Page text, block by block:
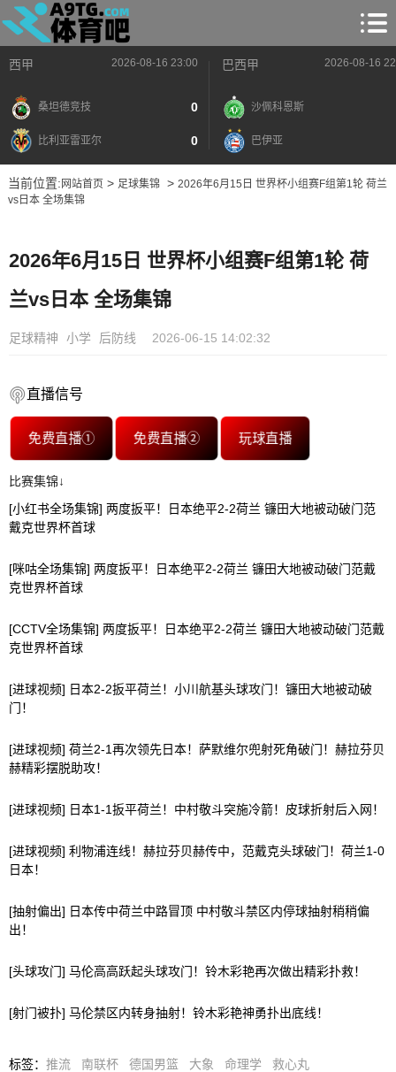
西甲 2026-08-16 23:00
桑坦德竞技 0
比利亚雷亚尔 0
巴西甲 2026-08-16
沙佩科恩斯
巴伊亚
当前位置: 网站首页> 足球集锦> 2026年6月15日 世界杯小组赛F组第1轮 荷兰
vs日本 全场集锦
2026年6月15日 世界杯小组赛F组第1轮 荷
兰vs日本 全场集锦
足球精神 小学 后防线 2026-06-15 14:02:32
直播信号
免费直播① 免费直播② 玩球直播
比赛集锦↓
[小红书全场集锦] 两度扳平！日本绝平2-2荷兰 镰田大地被动破门范
戴克世界杯首球
[咪咕全场集锦] 两度扳平！日本绝平2-2荷兰 镰田大地被动破门范戴
克世界杯首球
[CCTV全场集锦] 两度扳平！日本绝平2-2荷兰 镰田大地被动破门范戴
克世界杯首球
[进球视频] 日本2-2扳平荷兰！小川航基头球攻门！镰田大地被动破
门！
[进球视频] 荷兰2-1再次领先日本！萨默维尔兜射死角破门！赫拉芬贝
赫精彩摆脱助攻！
[进球视频] 日本1-1扳平荷兰！中村敬斗突施冷箭！皮球折射后入网！
[进球视频] 利物浦连线！赫拉芬贝赫传中，范戴克头球破门！荷兰1-0
日本！
[抽射偏出] 日本传中荷兰中路冒顶 中村敬斗禁区内停球抽射稍稍偏
出！
[头球攻门] 马伦高高跃起头球攻门！铃木彩艳再次做出精彩扑救！
[射门被扑] 马伦禁区内转身抽射！铃木彩艳神勇扑出底线！
标签： 推流 南联杯 德国男篮 大象 命理学 救心丸